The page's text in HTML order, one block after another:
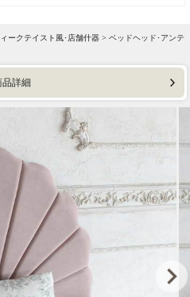
ークテイスト風･店舗什器 > ベッドヘッド･アンテ
品詳細